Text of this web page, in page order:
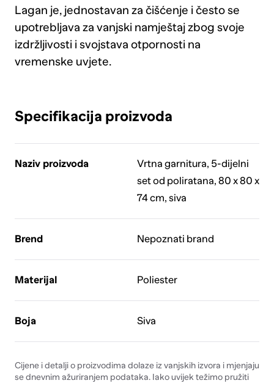
Lagan je, jednostavan za čišćenje i često se
upotrebljava za vanjski namještaj zbog svoje
izdržljivosti i svojstava otpornosti na
vremenske uvjete.
Specifikacija proizvoda
Naziv proizvoda
Vrtna garnitura, 5-dijelni
set od poliratana, 80 x 80 x
74 cm, siva
Brend Nepoznati brand
Materijal Poliester
Boja Siva
Cijene i detalji o proizvodima dolaze iz vanjskih izvora i mjenjaju
se dnevnim ažuriranjem podataka. Iako uvijek težimo pružiti